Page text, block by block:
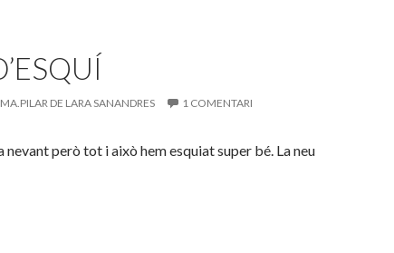
MA.PILAR DE LARA SANANDRES 1 COMENTARI
nevant però tot i això hem esquiat super bé. La neu